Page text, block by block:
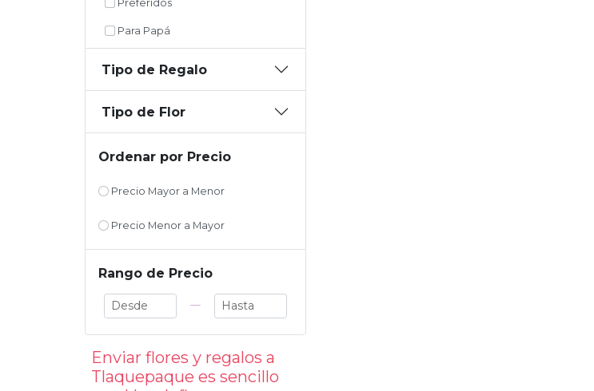
Preferidos
Para Papá
Tipo de Regalo
Tipo de Flor
Ordenar por Precio
Precio Mayor a Menor
Precio Menor a Mayor
Rango de Precio
—
Enviar flores y regalos a
Tlaquepaque es sencillo